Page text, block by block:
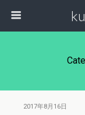
2017年8月16日